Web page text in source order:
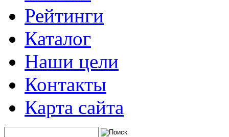
Рейтинги
Каталог
Наши цели
Контакты
Карта сайта